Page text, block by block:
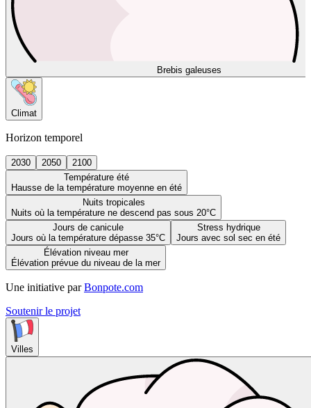
Brebis galeuses
Climat
Horizon temporel
2030 2050
2100
Température été
Hausse de la température moyenne en été
Nuits tropicales
Nuits où la température ne descend pas sous 20°C
Jours de canicule
Jours où la température dépasse 35°C
Stress hydrique
Jours avec sol sec en été
Élévation niveau mer
Élévation prévue du niveau de la mer
Une initiative par Bonpote.com
Soutenir le projet
Villes